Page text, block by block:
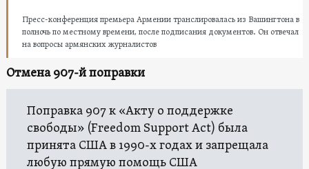
Пресс-конференция премьера Армении транслировалась из Вашингтона в
полночь по местному времени, после подписания документов. Он отвечал
на вопросы армянских журналистов
Отмена 907-й поправки
Поправка 907 к «Акту о поддержке
свободы» (Freedom Support Act) была
принята США в 1990-х годах и запрещала
любую прямую помощь США